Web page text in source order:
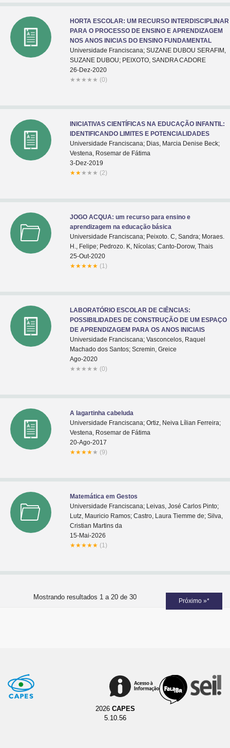
HORTA ESCOLAR: UM RECURSO INTERDISCIPLINAR
PARA O PROCESSO DE ENSINO E APRENDIZAGEM
NOS ANOS INICIAS DO ENSINO FUNDAMENTAL
Universidade Franciscana; SUZANE DUBOU SERAFIM,
SUZANE DUBOU; PEIXOTO, SANDRA CADORE
26-Dez-2020
★ ★ ★ ★ ★ (0)
INICIATIVAS CIENTÍFICAS NA EDUCAÇÃO INFANTIL:
IDENTIFICANDO LIMITES E POTENCIALIDADES
Universidade Franciscana; Dias, Marcia Denise Beck;
Vestena, Rosemar de Fátima
3-Dez-2019
★★★ ★ ★ (2)
JOGO ACQUA: um recurso para ensino e
aprendizagem na educação básica
Universidade Franciscana; Peixoto. C, Sandra; Moraes.
H., Felipe; Pedrozo. K, Nícolas; Canto-Dorow, Thais
25-Out-2020
★★★★★ (1)
LABORATÓRIO ESCOLAR DE CIÊNCIAS:
POSSIBILIDADES DE CONSTRUÇÃO DE UM ESPAÇO
DE APRENDIZAGEM PARA OS ANOS INICIAIS
Universidade Franciscana; Vasconcelos, Raquel
Machado dos Santos; Scremin, Greice
Ago-2020
★ ★ ★ ★ ★ (0)
A lagartinha cabeluda
Universidade Franciscana; Ortiz, Neiva Lílian Ferreira;
Vestena, Rosemar de Fátima
20-Ago-2017
★★★★★ (9)
Matemática em Gestos
Universidade Franciscana; Leivas, José Carlos Pinto;
Lutz, Mauricio Ramos; Castro, Laura Tiemme de; Silva,
Cristian Martins da
15-Mai-2026
★★★★★ (1)
Mostrando resultados 1 a 20 de 30 Próximo »*
2026 CAPES
5.10.56